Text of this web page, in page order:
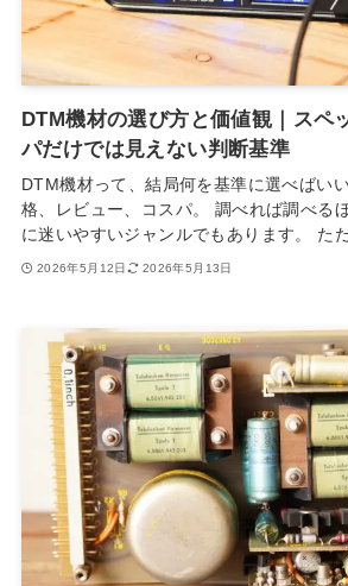
DTM機材の選び方と価値観｜スペ
パだけでは見えない判断基準
DTM機材って、結局何を基準に選べばい
格、レビュー、コスパ。 調べれば調べる
に迷いやすいジャンルでもあります。 た
2026年5月12日 2026年5月13日